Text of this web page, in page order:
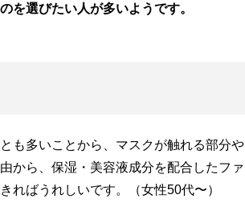
を選びたい人が多いようです。
も多いことから、マスクが触れる部分や
から、保湿・美容液成分を配合したファ
ればうれしいです。（女性50代〜）